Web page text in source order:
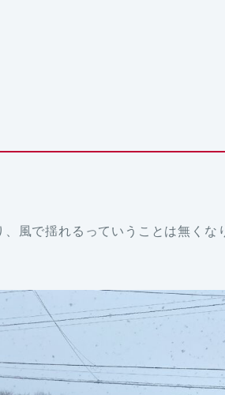
風で揺れるっていうことは無くな